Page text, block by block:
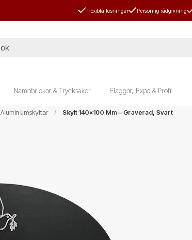
Flexibla lösningar Personlig rådgivning
Namnbrickor & Trycksaker Flaggor, Expo & Profil
Aluminiumskyltar Skylt 140x100 Mm – Graverad, Svart